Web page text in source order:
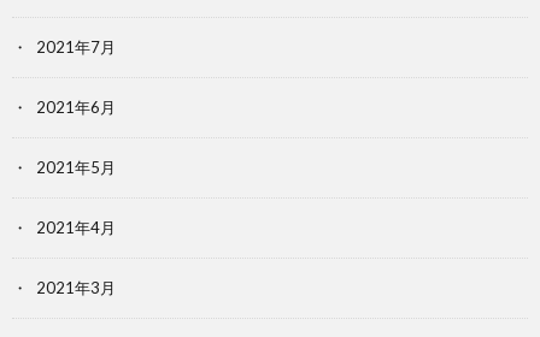
2021年7月
2021年6月
2021年5月
2021年4月
2021年3月